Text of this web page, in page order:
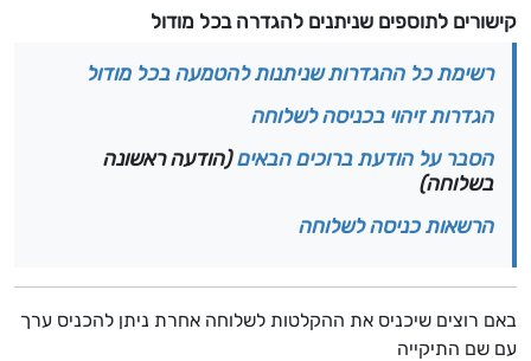
קישורים לתוספים שניתנים להגדרה בכל מודול
רשימת כל ההגדרות שניתנות להטמעה בכל מודול
הגדרות זיהוי בכניסה לשלוחה
הסבר על הודעת ברוכים הבאים(הודעה ראשונה
בשלוחה)
הרשאות כניסה לשלוחה
באם רוצים שיכניס את ההקלטות לשלוחה אחרת ניתן להכניס ערך
עם שם התיקייה